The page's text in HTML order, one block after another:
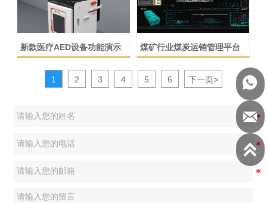
新款医疗AED设备功能演示 煤矿行业煤炭运销管理平台
1 2 3 4 5 6 下一页>


